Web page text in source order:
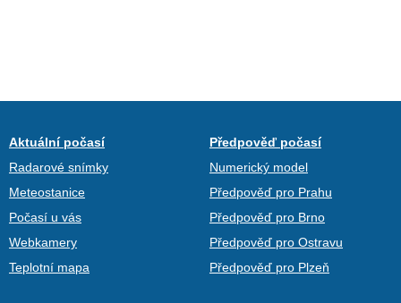
Aktuální počasí
Radarové snímky
Meteostanice
Počasí u vás
Webkamery
Teplotní mapa
Předpověď počasí
Numerický model
Předpověď pro Prahu
Předpověď pro Brno
Předpověď pro Ostravu
Předpověď pro Plzeň